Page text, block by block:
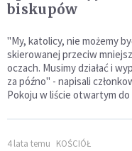
biskupów
"My, katolicy, nie możemy
skierowanej przeciw
oczach. Musimy działać i
za późno" - napisali
Pokoju w liście otwartym
4 lata temu KOŚCIÓŁ